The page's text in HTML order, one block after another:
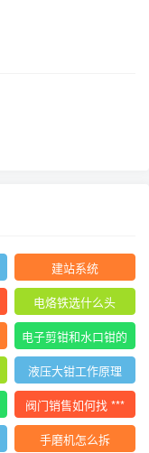
建站系统
电烙铁选什么头
电子剪钳和水口钳的
区别
液压大钳工作原理
阀门销售如何找 ***
手磨机怎么拆